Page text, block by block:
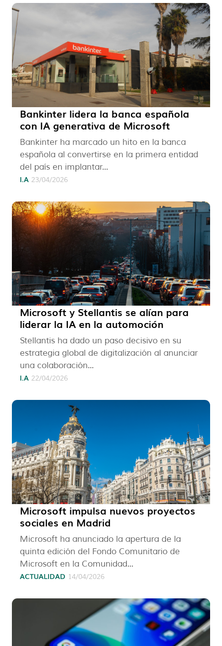
Bankinter lidera la banca española
con IA generativa de Microsoft
Bankinter ha marcado un hito en la banca
española al convertirse en la primera entidad
del país en implantar...
I.A 23/04/2026
Microsoft y Stellantis se alían para
liderar la IA en la automoción
Stellantis ha dado un paso decisivo en su
estrategia global de digitalización al anunciar
una colaboración...
I.A 22/04/2026
Microsoft impulsa nuevos proyectos
sociales en Madrid
Microsoft ha anunciado la apertura de la
quinta edición del Fondo Comunitario de
Microsoft en la Comunidad...
ACTUALIDAD 14/04/2026